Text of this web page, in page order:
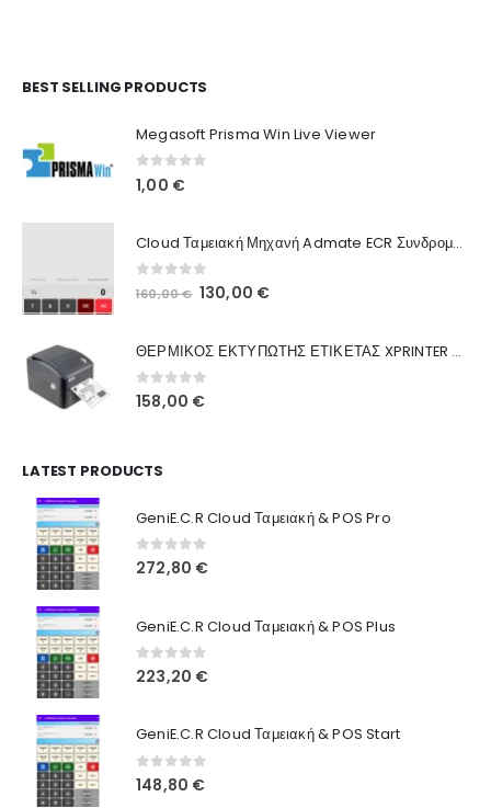
BEST SELLING PRODUCTS
Megasoft Prisma Win Live Viewer
0 out of 5
1,00 €
Cloud Ταμειακή Μηχανή Admate ECR Συνδρομή 12 μηνών
out of 5
160,00€ Original
160,00 €.
130,00 €Η
είναι:
ΘΕΡΜΙΚΟΣ ΕΚΤΥΠΩΤΗΣ ΕΤΙΚΕΤΑΣ XPRINTER XP-420B
0out of 5
158,00 €
LATEST PRODUCTS
GeniE.C.R Cloud Ταμειακή & POS Pro
0out of 5
272,80 €
GeniE.C.R Cloud Ταμειακή & POS Plus
0out of 5
223,20 €
GeniE.C.R Cloud Ταμειακή & POS Start
0out of 5
148,80 €
Ο Λογαριασμός μου
Στοιχεία λογαριασμού
Παραγγελίες
Πληροφορίες Καταστήματος
Ποιοι Είμαστε
Γιατί Εμάς
Blog
Όροι Χρήσης
Τρόποι Αγοράς
Τρόποι Πληρωμής
Τρόποι Αποστολής
Ασφάλεια Πληρωμών
© INTEPROF 2025